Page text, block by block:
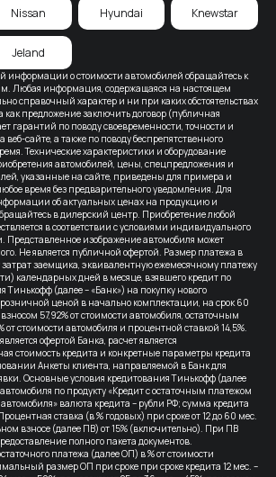
информации о стоимости автомобилей обращайтесь к
Любая информация, содержащаяся на настоящем
справочный характер и ни при каких обстоятельствах
как предложение заключить договор (публичная
гарантий по поводу своевременности, точности и
сайте, а также по поводу беспрепятственного
Технические характеристики и оборудование
автомобилей, цены, спецпредложения и
указанные на сайте, приведены для примера и
время без предварительного уведомления. Для
об актуальных ценах на продукцию и
в дилерский центр. Приобретение любой
в соответствии с условиями индивидуального
Представленное изображение автомобиля может
Не является публичной офертой. Размер платежа в
заемщика, эквивалентную ежемесячному платежу
календарных дней в месяце, взявшего кредит по
Тинькофф (далее – «Банк») на покупку нового
ценой в начально комплектации, на срок 60
57,92% от стоимости автомобиля, остаточным
стоимости автомобиля и процентной ставкой 14,5%.
офертой Банка, расчет является
стоимость кредита и конкретные параметры кредита
Анкеты клиента, направляемой в Банк для
Основные условия кредитования Тинькофф (далее
по продукту «Кредит с остаточным платежом
валюта кредита – рубли РФ; сумма кредита
ставка (в % годовых) при сроке от 12 до 60 мес.
взносе (далее ПВ) от 15% (включительно). При ПВ
полного пакета документов.
платежа (далее ОП) в % от стоимости
размер ОП при сроке при сроке кредита 12 мес. –
Nissan Hyundai Knewstar
Jeland